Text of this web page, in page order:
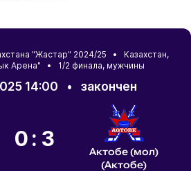
"Жастар" 2024/25 • Казахстан,
Арена" • 1/2 финала, мужчины
14:00 • закончен
0:3
Актобе (мол)
(Актобе)